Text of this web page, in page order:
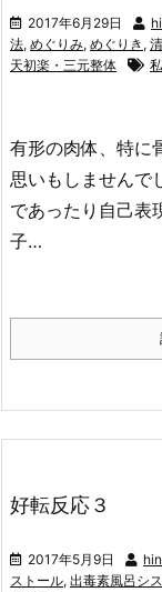
2017年6月29日
法, めぐりみ, めぐりき ,
天初楽・三元整体
有形の肉体、特に
思いもしませんで
であったり自己表
子…
好転反応３
2017年5月9日
ストール, 出毒素風呂シ